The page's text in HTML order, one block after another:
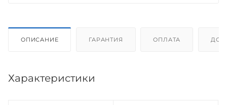
ОПИСАНИЕ ГАРАНТИЯ ОПЛАТА
Характеристики